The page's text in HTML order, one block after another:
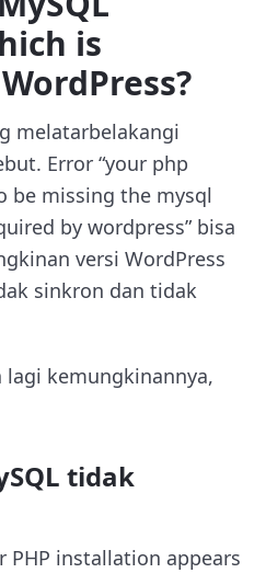
is
melatarbelakangi
Error “your php
be missing the mysql
by wordpress” bisa
versi WordPress
sinkron dan tidak
kemungkinannya,
tidak
PHP installation appears